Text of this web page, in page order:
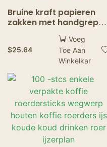
Bruine kraft papieren
zakken met handgrepen
bulk kleine papieren
cadeauzakken zakelijke
boodschappentassen
xmas feest voorstander
van huwelijk geschenk
papieren tas
$25.64
Voeg
Toe Aan
Winkelkar